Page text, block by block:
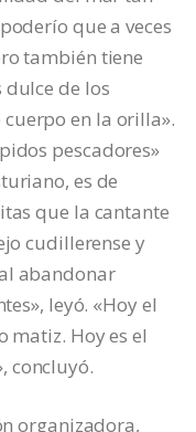
que a veces
también tiene
dulce de los
en la orilla».
pescadores»
es de
que la cantante
cudillerense y
abandonar
leyó. «Hoy el
matiz. Hoy es el
concluyó.
organizadora,